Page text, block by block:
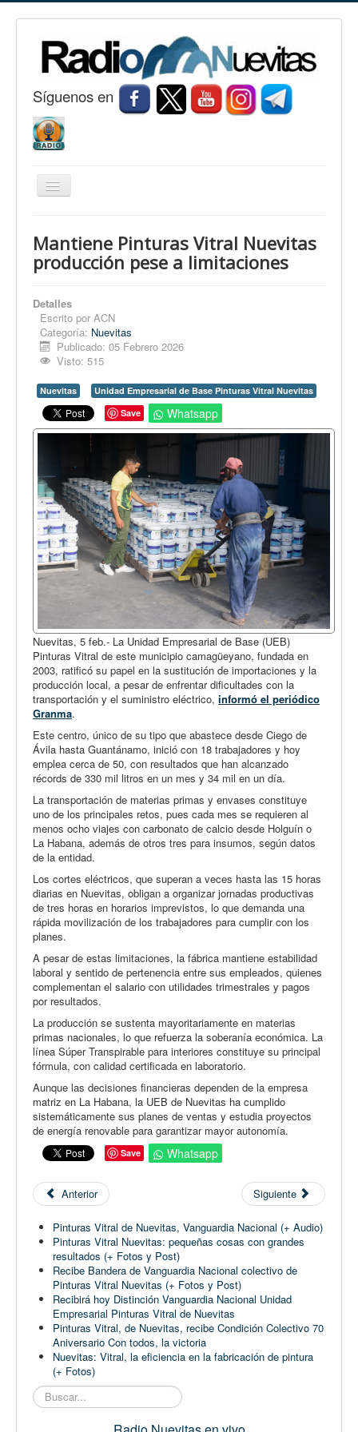
Síguenos en
Cambiar
Nuevitas
Conozca Nuevitas
Fotorreportaje
Opinión
En audio
Medio Ambiente
Ciencia, tecnología y curiosidades
Francés
Inglés
Desempolvando la historia
Mantiene Pinturas Vitral Nuevitas
producción pese a limitaciones
Detalles
Escrito por ACN
Categoría: Nuevitas
Publicado: 05 Febrero 2026
Visto: 515
Nuevitas
Unidad Empresarial de Base Pinturas Vitral Nuevitas
Save
Whatsapp
Nuevitas, 5 feb.- La Unidad Empresarial de Base (UEB)
Pinturas Vitral de este municipio camagüeyano, fundada en
2003, ratificó su papel en la sustitución de importaciones y la
producción local, a pesar de enfrentar dificultades con la
transportación y el suministro eléctrico, informó el periódico
Granma.
Este centro, único de su tipo que abastece desde Ciego de
Ávila hasta Guantánamo, inició con 18 trabajadores y hoy
emplea cerca de 50, con resultados que han alcanzado
récords de 330 mil litros en un mes y 34 mil en un día.
La transportación de materias primas y envases constituye
uno de los principales retos, pues cada mes se requieren al
menos ocho viajes con carbonato de calcio desde Holguín o
La Habana, además de otros tres para insumos, según datos
de la entidad.
Los cortes eléctricos, que superan a veces hasta las 15 horas
diarias en Nuevitas, obligan a organizar jornadas productivas
de tres horas en horarios imprevistos, lo que demanda una
rápida movilización de los trabajadores para cumplir con los
planes.
A pesar de estas limitaciones, la fábrica mantiene estabilidad
laboral y sentido de pertenencia entre sus empleados, quienes
complementan el salario con utilidades trimestrales y pagos
por resultados.
La producción se sustenta mayoritariamente en materias
primas nacionales, lo que refuerza la soberanía económica. La
línea Súper Transpirable para interiores constituye su principal
fórmula, con calidad certificada en laboratorio.
Aunque las decisiones financieras dependen de la empresa
matriz en La Habana, la UEB de Nuevitas ha cumplido
sistemáticamente sus planes de ventas y estudia proyectos
de energía renovable para garantizar mayor autonomía.
Save Whatsapp
Anterior Siguiente
Pinturas Vitral de Nuevitas, Vanguardia Nacional (+ Audio)
Pinturas Vitral Nuevitas: pequeñas cosas con grandes
resultados (+ Fotos y Post)
Recibe Bandera de Vanguardia Nacional colectivo de
Pinturas Vitral Nuevitas (+ Fotos y Post)
Recibirá hoy Distinción Vanguardia Nacional Unidad
Empresarial Pinturas Vitral de Nuevitas
Pinturas Vitral, de Nuevitas, recibe Condición Colectivo 70
Aniversario Con todos, la victoria
Nuevitas: Vitral, la eficiencia en la fabricación de pintura
(+ Fotos)
Buscar...